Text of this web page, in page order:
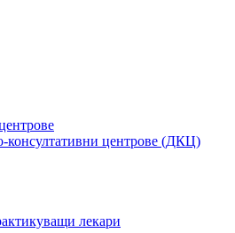
консултативни центрове (ДКЦ)
лекари